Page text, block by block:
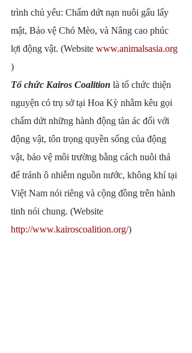
trình chủ yếu: Chấm dứt nạn nuôi gấu lấy
mật, Bảo vệ Chó Mèo, và Nâng cao phúc
lợi động vật. (Website www.animalsasia.org
)
Tổ chức Kairos Coalition là tổ chức thiện
nguyện có trụ sở tại Hoa Kỳ nhằm kêu gọi
chấm dứt những hành động tàn ác đối với
động vật, tôn trọng quyền sống của động
vật, bảo vệ môi trường bằng cách nuôi thả
để tránh ô nhiễm nguồn nước, không khí tại
Việt Nam nói riêng và cộng đồng trên hành
tinh nói chung. (Website
http://www.kairoscoalition.org/)